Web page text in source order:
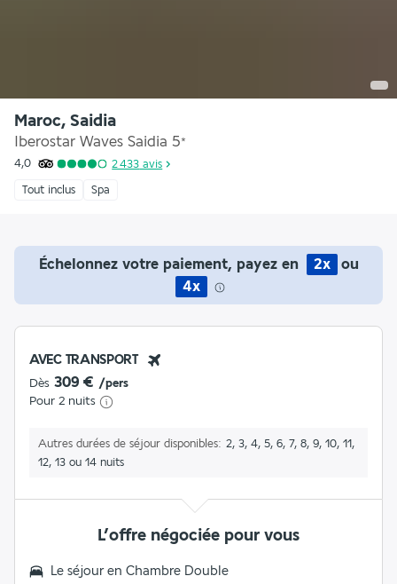
Maroc, Saidia
Iberostar Waves Saidia 5*
4,0 2 433 avis
Tout inclus Spa
Échelonnez votre paiement, payez en 2x
ou
4x
AVEC TRANSPORT
Dès 309 € /pers
Pour 2 nuits
Autres durées de séjour disponibles
2, 3, 4, 5, 6, 7, 8, 9, 10, 11,
12, 13 ou 14 nuits
L’offre négociée pour vous
Le séjour en Chambre Double